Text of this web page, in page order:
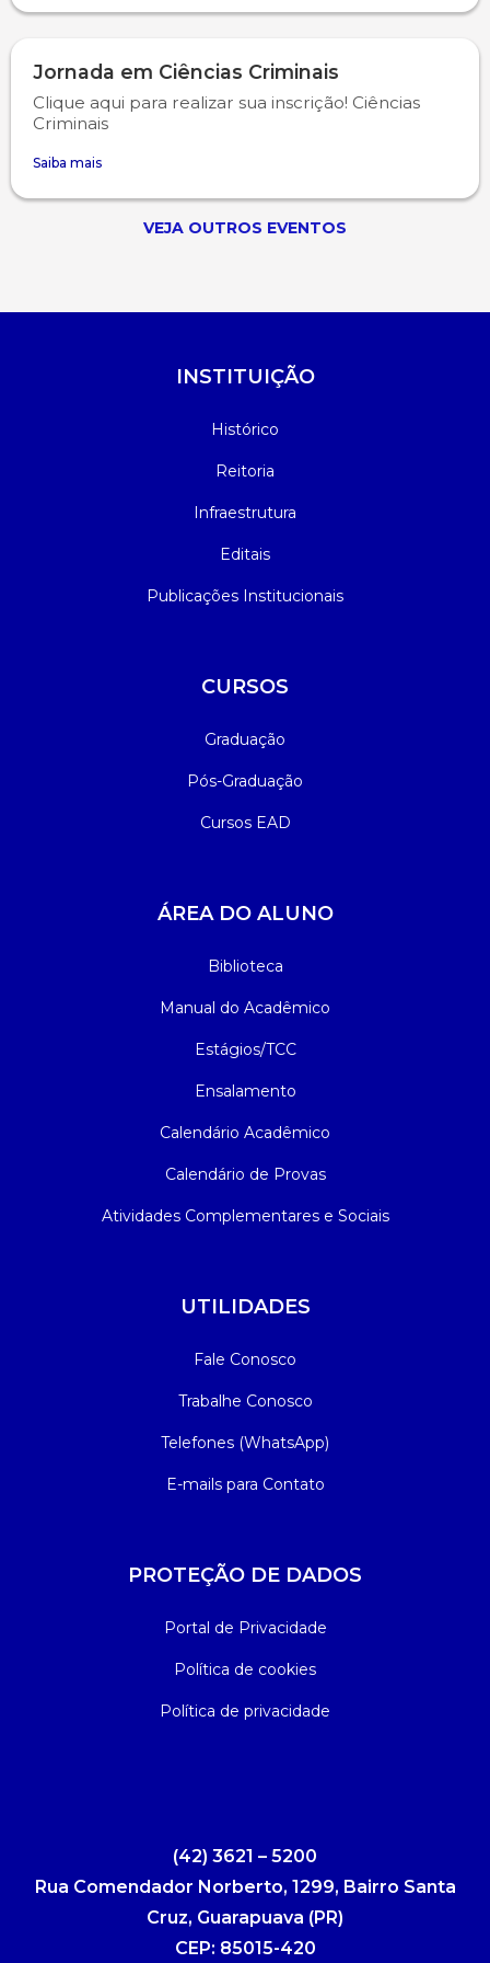
Jornada em Ciências Criminais
Clique aqui para realizar sua inscrição! Ciências
Criminais
Saiba mais
VEJA OUTROS EVENTOS
INSTITUIÇÃO
Histórico
Reitoria
Infraestrutura
Editais
Publicações Institucionais
CURSOS
Graduação
Pós-Graduação
Cursos EAD
ÁREA DO ALUNO
Biblioteca
Manual do Acadêmico
Estágios/TCC
Ensalamento
Calendário Acadêmico
Calendário de Provas
Atividades Complementares e Sociais
UTILIDADES
Fale Conosco
Trabalhe Conosco
Telefones (WhatsApp)
E-mails para Contato
PROTEÇÃO DE DADOS
Portal de Privacidade
Política de cookies
Política de privacidade
(42) 3621 – 5200
Rua Comendador Norberto, 1299, Bairro Santa
Cruz, Guarapuava (PR)
CEP: 85015-420
Publicidade e Propaganda
Seguro Escolar
Sapien
Simulado Preparatório
Revistas Campo Real
WhatsApp Campo Real